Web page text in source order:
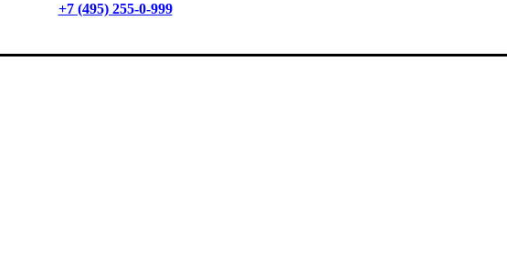
+7 (495) 255-0-999